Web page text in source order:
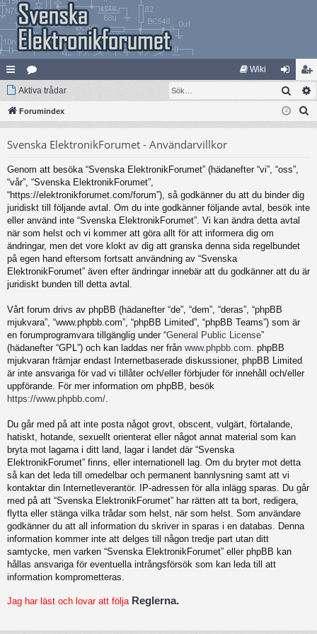
na
bb
ar
at
eg
Wiki
og
ga
li
m
Aktiva trådar Sök
Forumindex
Svenska ElektronikForumet - Användarvillkor
Genom att besöka “Svenska ElektronikForumet” (hädanefter “vi”, “oss”,
“vår”, “Svenska ElektronikForumet”,
“https://elektronikforumet.com/forum”), så godkänner du att du binder dig
juridiskt till följande avtal. Om du inte godkänner följande avtal, besök inte
eller använd inte “Svenska ElektronikForumet”. Vi kan ändra detta avtal
när som helst och vi kommer att göra allt för att informera dig om
ändringar, men det vore klokt av dig att granska denna sida regelbundet
på egen hand eftersom fortsatt användning av “Svenska
ElektronikForumet” även efter ändringar innebär att du godkänner att du är
juridiskt bunden till detta avtal.
Vårt forum drivs av phpBB (hädanefter “de”, “dem”, “deras”, “phpBB
mjukvara”, “www.phpbb.com”, “phpBB Limited”, “phpBB Teams”) som är
en forumprogramvara tillgänglig under “General Public License”
(hädanefter “GPL”) och kan laddas ner från www.phpbb.com . phpBB
mjukvaran främjar endast Internetbaserade diskussioner, phpBB Limited
är inte ansvariga för vad vi tillåter och/eller förbjuder för innehåll och/eller
uppförande. För mer information om phpBB, besök
https://www.phpbb.com/
Du går med på att inte posta något grovt, obscent, vulgärt, förtalande,
hatiskt, hotande, sexuellt orienterat eller något annat material som kan
bryta mot lagarna i ditt land, lagar i landet där “Svenska
ElektronikForumet” finns, eller internationell lag. Om du bryter mot detta
så kan det leda till omedelbar och permanent bannlysning samt att vi
kontaktar din Internetleverantör. IP-adressen för alla inlägg sparas. Du går
med på att “Svenska ElektronikForumet” har rätten att ta bort, redigera,
flytta eller stänga vilka trådar som helst, när som helst. Som användare
godkänner du att all information du skriver in sparas i en databas. Denna
information kommer inte att delges till någon tredje part utan ditt
samtycke, men varken “Svenska ElektronikForumet” eller phpBB kan
hållas ansvariga för eventuella intrångsförsök som kan leda till att
information komprometteras.
Jag har läst och lovar att följa Reglerna.